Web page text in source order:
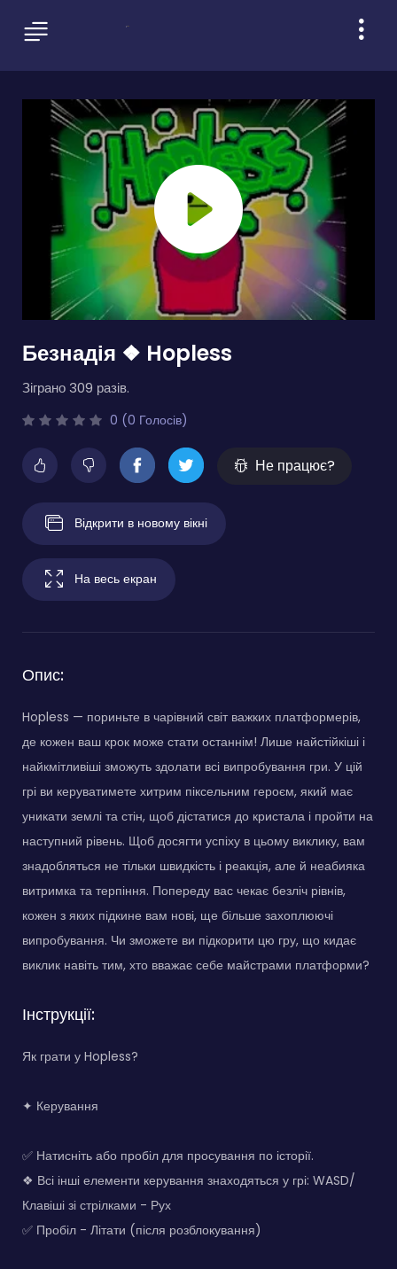
Безнадія ❖ Hopless
Зіграно 309 разів.
0 (0 Голосів)
Не працює?
Відкрити в новому вікні
На весь екран
Опис:
Hopless — пориньте в чарівний світ важких платформерів,
де кожен ваш крок може стати останнім! Лише найстійкіші і
найкмітливіші зможуть здолати всі випробування гри. У цій
грі ви керуватимете хитрим піксельним героєм, який має
уникати землі та стін, щоб дістатися до кристала і пройти на
наступний рівень. Щоб досягти успіху в цьому виклику, вам
знадобляться не тільки швидкість і реакція, але й неабияка
витримка та терпіння. Попереду вас чекає безліч рівнів,
кожен з яких підкине вам нові, ще більше захоплюючі
випробування. Чи зможете ви підкорити цю гру, що кидає
виклик навіть тим, хто вважає себе майстрами платформи?
Інструкції:
Як грати у Hopless?
✦ Керування
✅ Натисніть або пробіл для просування по історії.
❖ Всі інші елементи керування знаходяться у грі: WASD/
Клавіші зі стрілками - Рух
✅ Пробіл - Літати (після розблокування)